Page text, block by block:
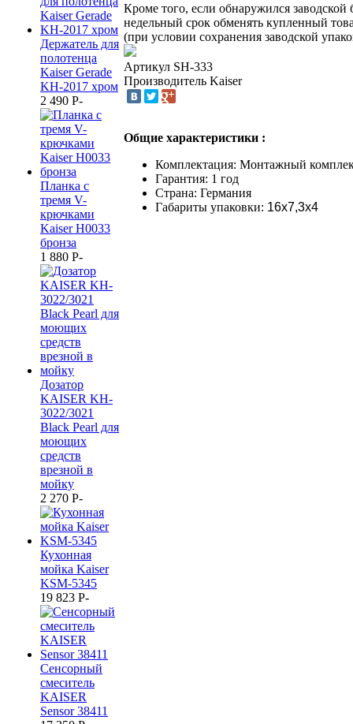
Держатель для
полотенца
Kaiser Gerade
KH-2017 хром
2 490 P-
Планка с
тремя V-
крючками
Kaiser H0033
бронза
1 880 P-
Дозатор
KAISER KH-
3022/3021
Black Pearl для
моющих
средств
врезной в
мойку
2 270 P-
Кухонная
мойка Kaiser
KSM-5345
19 823 P-
Сенсорный
смеситель
KAISER
Sensor 38411
Кроме того, если обнаружился
недельный срок обменять купленный
(при условии сохранения заводской
Артикул SH-333
Производитель Kaiser
Общие характеристики :
Комплектация: Монтажный
Гарантия: 1 год
Страна: Германия
Габариты упаковки: 16х7,3х4